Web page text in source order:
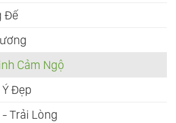
Đế
Cảm Ngộ
Đẹp
- Trải Lòng